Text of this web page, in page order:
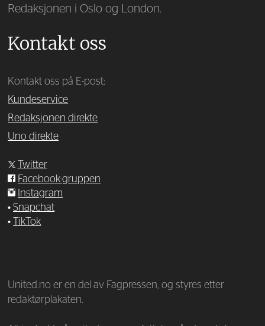
Redaksjonen i Oslo og London.
Kontakt oss
Kontakt oss på E-post:
Kundeservice
Redaksjonen direkte
Uno direkte
Twitter
Facebook-gruppen
Instagram
•Snapchat
•
TikTok
United.no er en del av Fagpressen, og styres etter
redaktørplakaten.